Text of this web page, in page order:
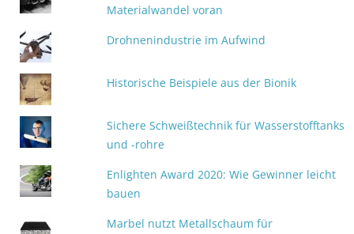
Materialwandel voran
Drohnenindustrie im Aufwind
Historische Beispiele aus der Bionik
Sichere Schweißtechnik für Wasserstofftanks
und -rohre
Enlighten Award 2020: Wie Gewinner leicht
bauen
Marbel nutzt Metallschaum für